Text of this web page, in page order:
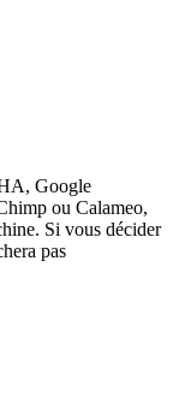
Google
ou Calameo,
Si vous décider
pas